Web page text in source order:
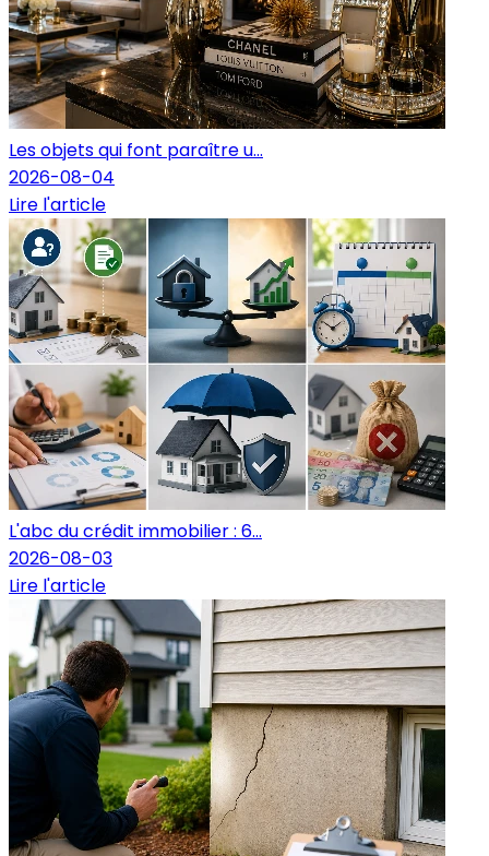
Les objets qui font paraître u...
2026-08-04
Lire l'article
L'abc du crédit immobilier : 6...
2026-08-03
Lire l'article